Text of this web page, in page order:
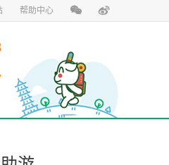
帮助中心